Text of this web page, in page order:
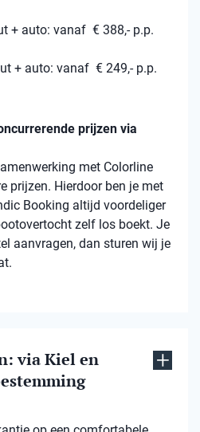
+ auto: vanaf € 388,- p.p.
+ auto: vanaf € 249,- p.p.
prijzen via
met Colorline
prijzen. Hierdoor ben je met
Booking altijd voordeliger
zelf los boekt. Je
aanvragen, dan sturen wij je
via Kiel en